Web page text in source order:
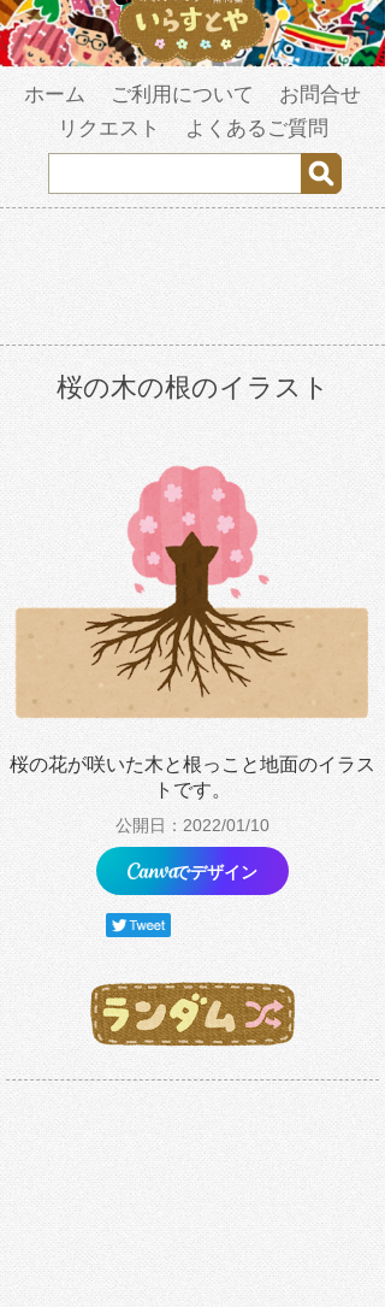
ホーム ご利用について
お問合せ
リクエスト
よくあるご質問
桜の木の根のイラスト
桜の花が咲いた木と根っこと地面のイラス
トです。
公開日：2022/01/10
でデザイン